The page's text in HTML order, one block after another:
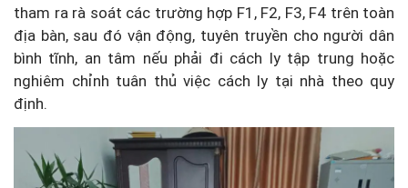
tham ra rà soát các trường hợp F1, F2, F3, F4 trên toàn
địa bàn, sau đó vận động, tuyên truyền cho người dân
bình tĩnh, an tâm nếu phải đi cách ly tập trung hoặc
nghiêm chỉnh tuân thủ việc cách ly tại nhà theo quy
định.